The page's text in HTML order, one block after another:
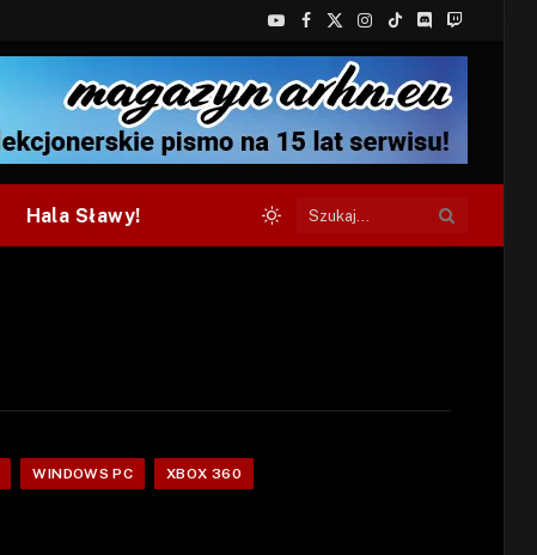
YouTube
Facebook
X
(Twitter)
Instagram
TikTokDiscordTwitch
Hala Sławy!
WINDOWS PC XBOX 360